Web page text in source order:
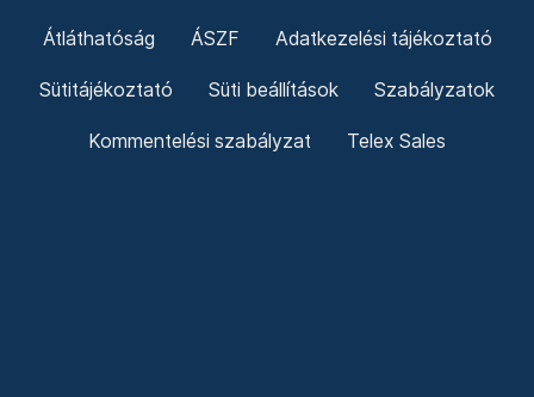
Átláthatóság ÁSZF Adatkezelési tájékoztató
Sütitájékoztató Süti beállítások Szabályzatok
Kommentelési szabályzat Telex Sales